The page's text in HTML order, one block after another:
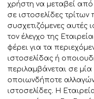
χρήστη να μεταβεί από
σε ιστοσελίδες
συσχετιζόμενες αυτές
τον έλεγχο της
φέρει για τα
ιστοσελίδας ή
περιλαμβάνεται σε μία
οποιωνδήποτε
ιστοσελίδες. Η